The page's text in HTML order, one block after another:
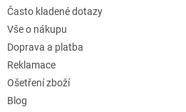
Často kladené dotazy
Vše o nákupu
Doprava a platba
Reklamace
Ošetření zboží
Blog